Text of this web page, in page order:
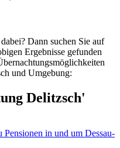
Dann suchen Sie auf
Ergebnisse gefunden
und Umgebung:
Delitzsch'